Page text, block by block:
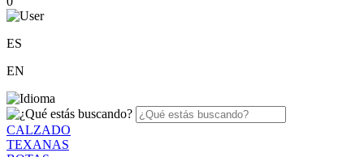
ES
EN
CALZADO
TEXANAS